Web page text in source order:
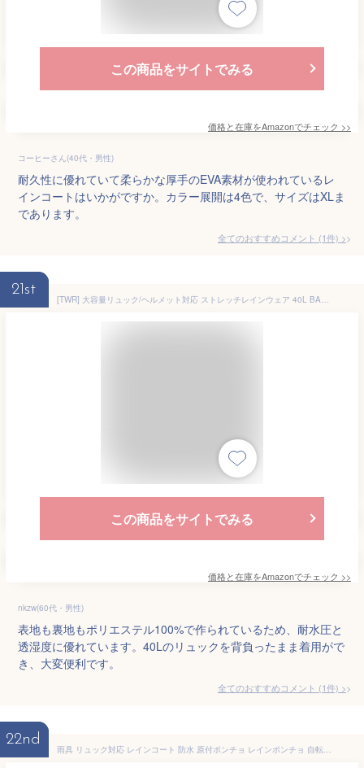
この商品をサイトでみる
価格と在庫をAmazonでチェック >>
コーヒーさん(40代・男性)
耐久性に優れていて柔らかな厚手のEVA素材が使われているレ
インコートはいかがですか。カラー展開は4色で、サイズはXLま
であります。
全てのおすすめコメント (1件) >
21st
[TWR] 大容量リュック/ヘルメット対応 ストレッチレインウェア 40L BAG IN STRETCH RAIN 限定 耐水圧20,000mm SS78 自転車用ヘルメット対応フード 再帰反射 バックパック対応 カーキ,LL
この商品をサイトでみる
価格と在庫をAmazonでチェック >>
nkzw(60代・男性)
表地も裏地もポリエステル100%で作られているため、耐水圧と
透湿度に優れています。40Lのリュックを背負ったまま着用がで
き、大変便利です。
全てのおすすめコメント (1件) >
22nd
雨具 リュック対応 レインコート 防水 原付ポンチョ レインポンチョ 自転車 防風 メンズ レインコート 梅雨対策 レインコート 防雨 レデ